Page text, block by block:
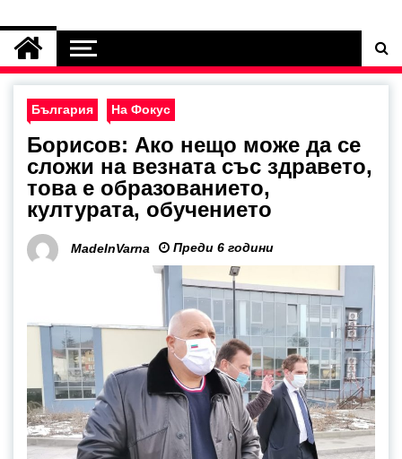
България На Фокус
Борисов: Ако нещо може да се
сложи на везната със здравето,
това е образованието,
културата, обучението
MadeInVarna Преди 6 години